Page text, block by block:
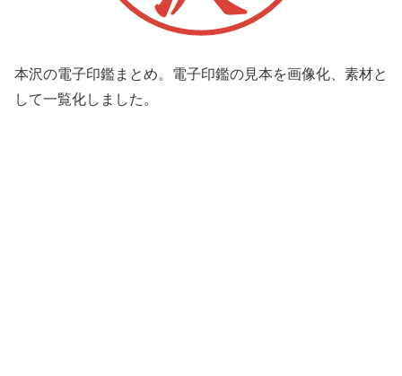
本沢の電子印鑑まとめ。電子印鑑の見本を画像化、素材と
して一覧化しました。